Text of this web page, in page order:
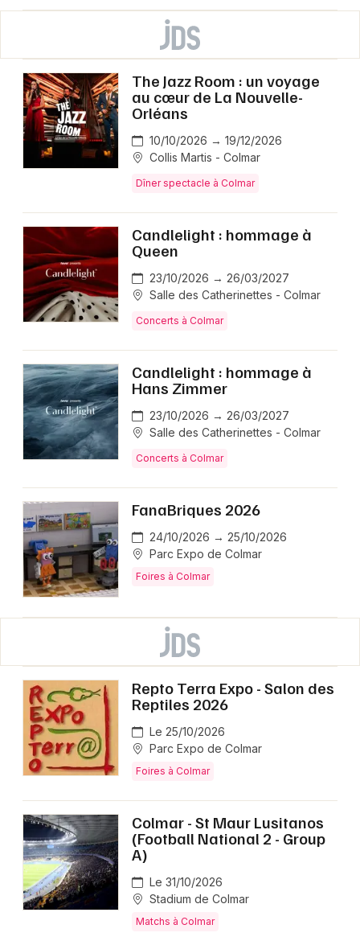
The Jazz Room : un voyage
au cœur de La Nouvelle-
Orléans
10/10/2026 → 19/12/2026
Collis Martis - Colmar
Dîner spectacle à Colmar
Candlelight : hommage à
Queen
23/10/2026 → 26/03/2027
Salle des Catherinettes - Colmar
Concerts à Colmar
Candlelight : hommage à
Hans Zimmer
23/10/2026 → 26/03/2027
Salle des Catherinettes - Colmar
Concerts à Colmar
FanaBriques 2026
24/10/2026 → 25/10/2026
Parc Expo de Colmar
Foires à Colmar
Repto Terra Expo - Salon des
Reptiles 2026
Le 25/10/2026
Parc Expo de Colmar
Foires à Colmar
Colmar - St Maur Lusitanos
(Football National 2 - Group
A)
Le 31/10/2026
Stadium de Colmar
Matchs à Colmar